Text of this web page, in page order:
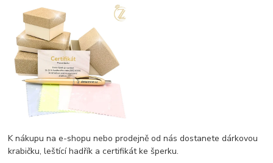
K nákupu na e-shopu nebo prodejně od nás dostanete dárkovou
krabičku, leštící hadřík a certifikát ke šperku.